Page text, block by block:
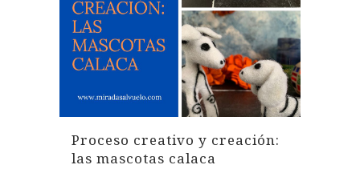
Proceso creativo y creación:
las mascotas calaca